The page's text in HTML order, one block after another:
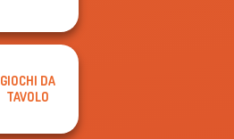
GIOCHI DA
TAVOLO